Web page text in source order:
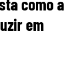
como a
em